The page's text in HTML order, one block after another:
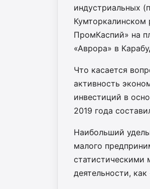
индустриальных
Кумторкалинском
ПромКаспий» на
«Аврора» в
Что касается
активность
инвестиций в
2019 года
Наибольший
малого
статистическими
деятельности,